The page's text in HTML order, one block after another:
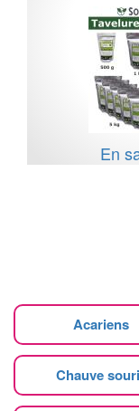
En
Acariens
Chauve